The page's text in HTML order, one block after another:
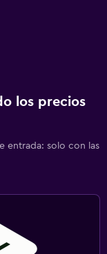
los precios
entrada: solo con las